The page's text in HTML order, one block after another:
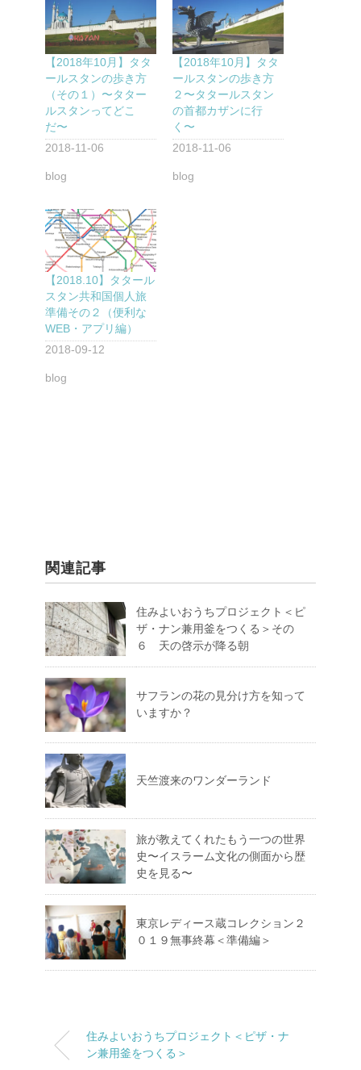
【2018年10月】タタ
ールスタンの歩き方
（その１）〜タター
ルスタンってどこ
だ〜
2018-11-06
blog
【2018年10月】タタ
ールスタンの歩き方
２〜タタールスタン
の首都カザンに行
く〜
2018-11-06
blog
【2018.10】タタール
スタン共和国個人旅
準備その２（便利な
WEB・アプリ編）
2018-09-12
blog
関連記事
住みよいおうちプロジェクト＜ピ
ザ・ナン兼用釜をつくる＞その
６ 天の啓示が降る朝
サフランの花の見分け方を知って
いますか？
天竺渡来のワンダーランド
旅が教えてくれたもう一つの世界
史〜イスラーム文化の側面から歴
史を見る〜
東京レディース蔵コレクション２
０１９無事終幕＜準備編＞
住みよいおうちプロジェクト＜ピザ・ナ
ン兼用釜をつくる＞